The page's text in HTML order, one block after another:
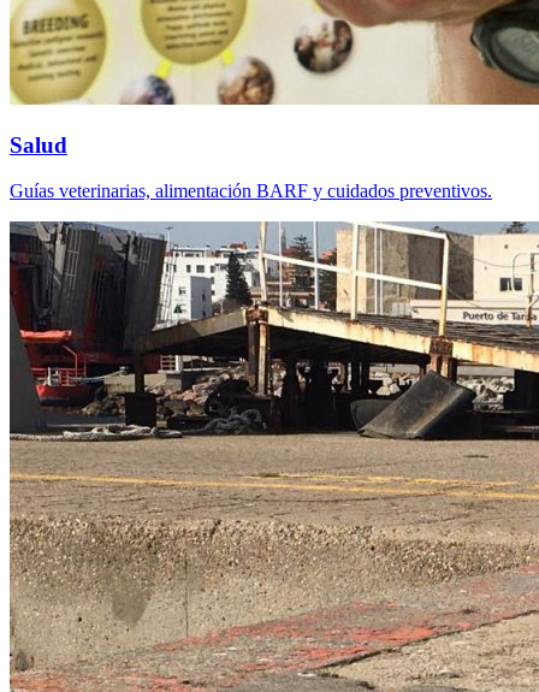
Salud
Guías veterinarias, alimentación BARF y cuidados preventivos.